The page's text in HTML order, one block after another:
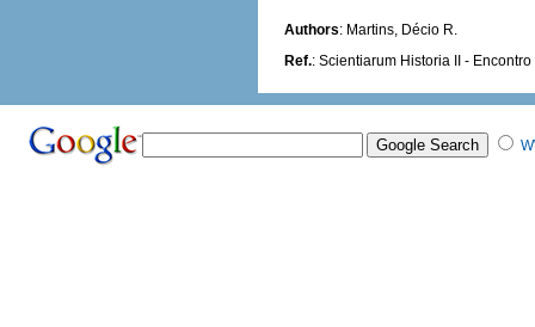
Authors: Martins, Décio R.
Ref.: Scientiarum Historia II -